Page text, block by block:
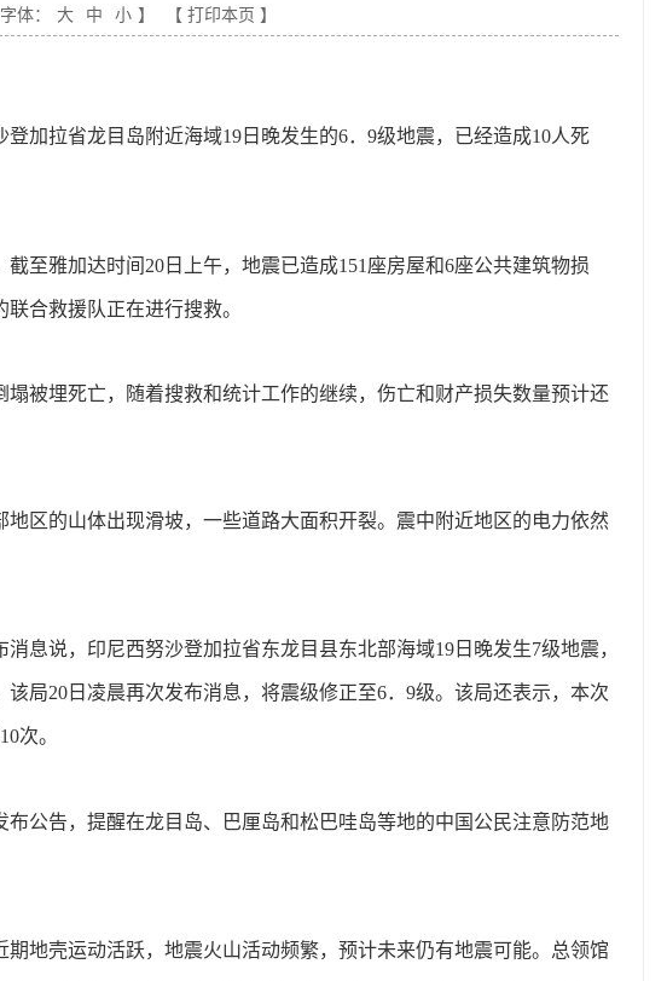
字体： 大 中 小 】 【 打印本页 】
登加拉省龙目岛附近海域19日晚发生的6．9级地震，已经造成10人死
截至雅加达时间 20日上午，地震已造成151座房屋和6座公共建筑物损
合救援队正在进行搜救。
被埋死亡，随着搜救和统计工作的继续，伤亡和财产损失数量预计还
区的山体出现滑坡，一些道路大面积开裂。震中附近地区的电力依然
息说，印尼西努沙登加拉省东龙目县东北部海域19日晚发生7级地震，
局20日凌晨再次发布消息，将震级修正至6．9级。该局还表示，本次
次。
布公告，提醒在龙目岛、巴厘岛和松巴哇岛等地的中国公民注意防范地
地壳运动活跃，地震火山活动频繁，预计未来仍有地震可能。总领馆